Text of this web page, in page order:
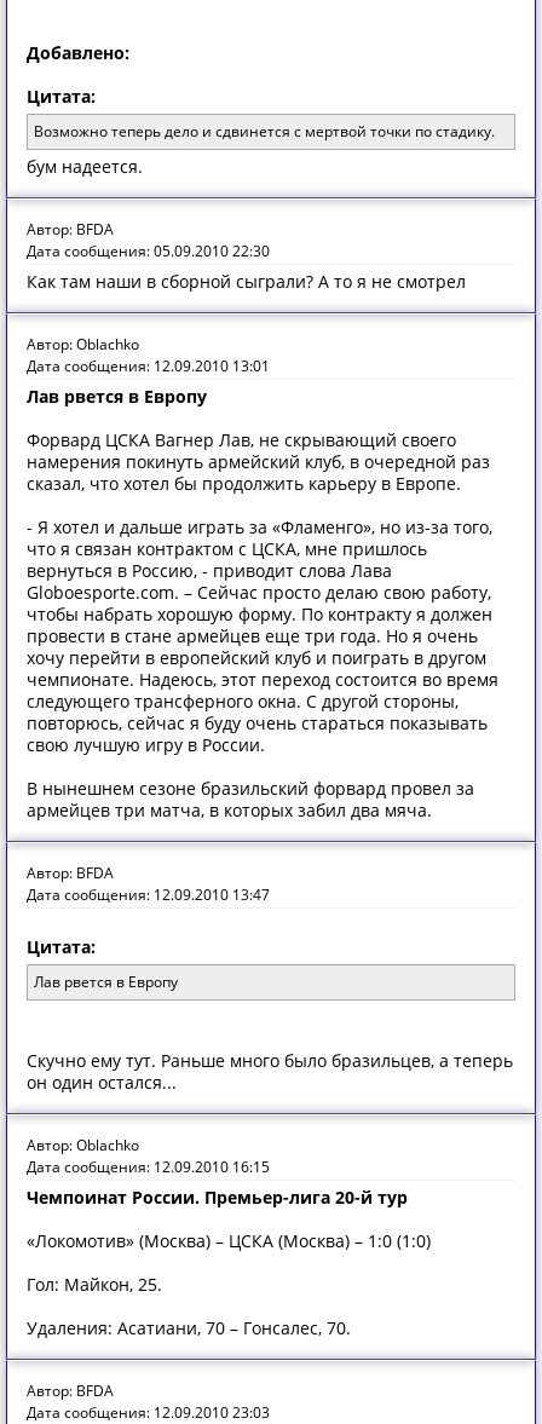
Добавлено:
Цитата:
Возможно теперь дело и сдвинется с мертвой точки по стадику.
бум надеется.
Автор: BFDA
Дата сообщения: 05.09.2010 22:30
Как там наши в сборной сыграли? А то я не смотрел
Автор: Oblachko
Дата сообщения: 12.09.2010 13:01
Лав рвется в Европу
Форвард ЦСКА Вагнер Лав, не скрывающий своего
намерения покинуть армейский клуб, в очередной раз
сказал, что хотел бы продолжить карьеру в Европе.
- Я хотел и дальше играть за «Фламенго», но из-за того,
что я связан контрактом с ЦСКА, мне пришлось
вернуться в Россию, - приводит слова Лава
Globoesporte.com. – Сейчас просто делаю свою работу,
чтобы набрать хорошую форму. По контракту я должен
провести в стане армейцев еще три года. Но я очень
хочу перейти в европейский клуб и поиграть в другом
чемпионате. Надеюсь, этот переход состоится во время
следующего трансферного окна. С другой стороны,
повторюсь, сейчас я буду очень стараться показывать
свою лучшую игру в России.
В нынешнем сезоне бразильский форвард провел за
армейцев три матча, в которых забил два мяча.
Автор: BFDA
Дата сообщения: 12.09.2010 13:47
Цитата:
Лав рвется в Европу
Скучно ему тут. Раньше много было бразильцев, а теперь
он один остался...
Автор: Oblachko
Дата сообщения: 12.09.2010 16:15
Чемпоинат России. Премьер-лига 20-й тур
«Локомотив» (Москва) – ЦСКА (Москва) – 1:0 (1:0)
Гол: Майкон, 25.
Удаления: Асатиани, 70 – Гонсалес, 70.
Автор: BFDA
Дата сообщения: 12.09.2010 23:03